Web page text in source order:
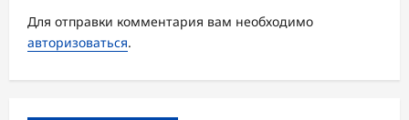
з
а
Для отправки комментария вам необходимо
авторизоваться.